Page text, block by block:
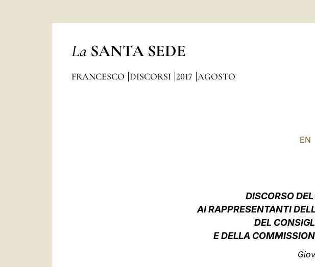
La SANTA SEDE
FRANCESCO DISCORSI 2017 AGOSTO
EN
DISCORSO
AI RAPPRESENTANTI
DEL
E DELLA